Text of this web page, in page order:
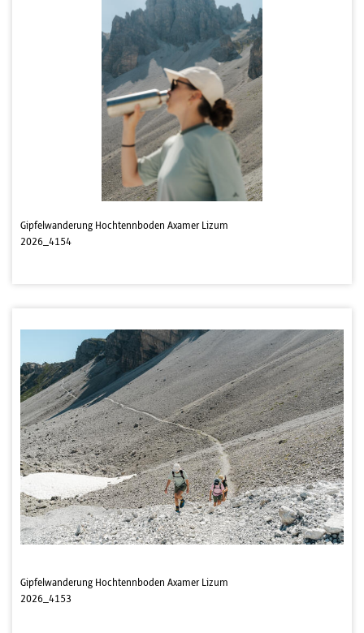
Gipfelwanderung Hochtennboden Axamer Lizum
2026_4154
Gipfelwanderung Hochtennboden Axamer Lizum
2026_4153